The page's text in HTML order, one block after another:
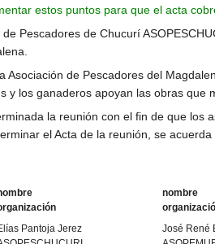
estos puntos para que el acta
Pescadores de Chucurí
Asociación de Pescadores del
y los ganaderos apoyan las obras
la reunión con el fin de que
el Acta de la reunión, se
nombre
Pantoja Jerez
José René